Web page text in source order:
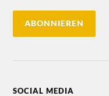
SOCIAL MEDIA